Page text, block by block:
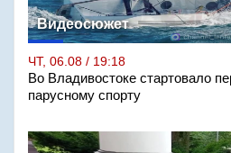
Видеосюжет
ЧТ, 06.08 / 19:18
Во Владивостоке стартовало
парусному спорту